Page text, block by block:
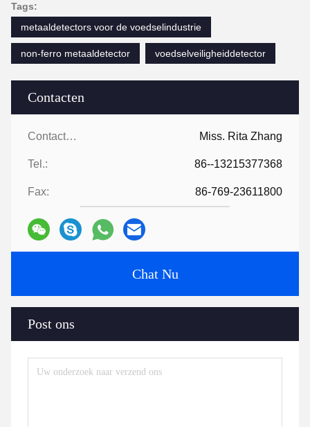
Contacten
Contacten: Miss. Rita Zhang
Tel.: 86--13215377368
Fax: 86-769-23611800
Chat Nu
Post ons
Tags:
metaaldetectors voor de voedselindustrie
non-ferro metaaldetector voedselveiligheiddetector